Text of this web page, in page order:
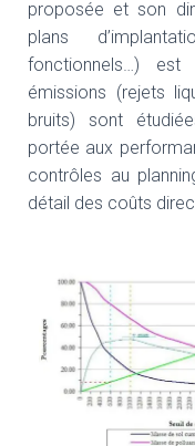
proposée et son
plans
fonctionnels…)
émissions (rejets
bruits) sont
portée aux
contrôles au
détail des coûts